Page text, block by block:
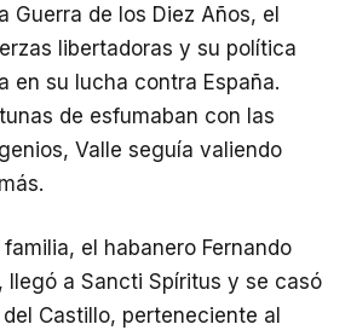
Guerra de los Diez Años, el
libertadoras y su política
en su lucha contra España.
de esfumaban con las
Valle seguía valiendo
el habanero Fernando
llegó a Sancti Spíritus y se casó
Castillo, perteneciente al